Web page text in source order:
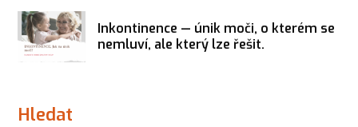
Inkontinence — únik moči, o kterém se
nemluví, ale který lze řešit.
Hledat